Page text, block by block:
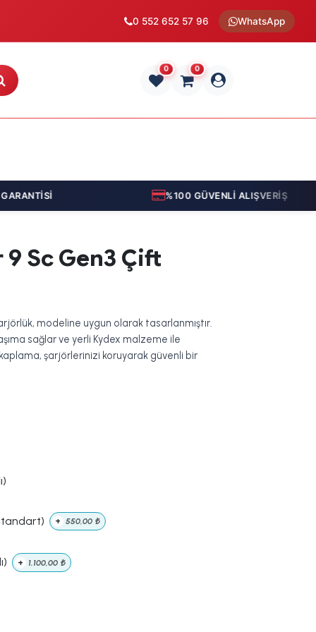
0 552 652 57 96 WhatsApp
0 0
%100 GÜVENLİ ALIŞVERİŞ
9 Sc Gen3 Çift
modeline uygun olarak tasarlanmıştır.
sağlar ve yerli Kydex malzeme ile
şarjörlerinizi koruyarak güvenli bir
+ 550,00 ₺
+ 1.100,00 ₺